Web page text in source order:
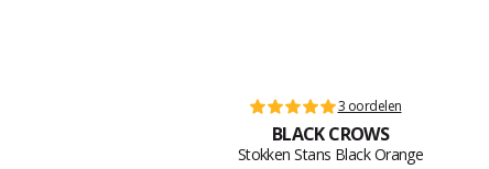
3 oordelen
BLACK CROWS
Stokken Stans Black Orange